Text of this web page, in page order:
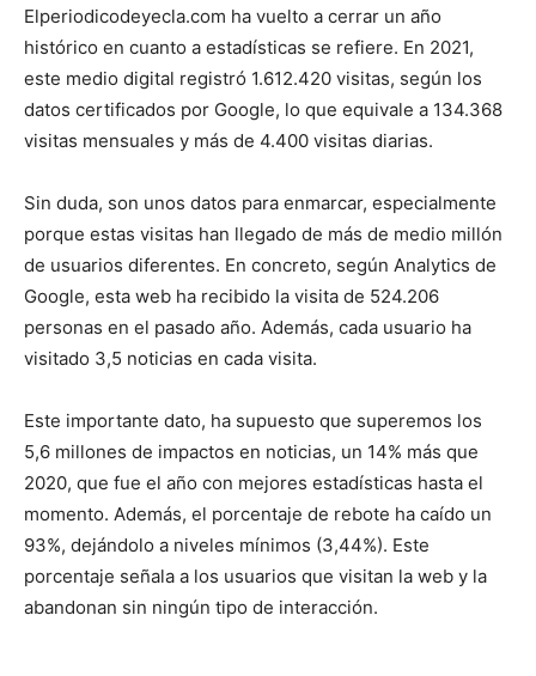
Elperiodicodeyecla.com ha vuelto a cerrar un año
histórico en cuanto a estadísticas se refiere. En 2021,
este medio digital registró 1.612.420 visitas, según los
datos certificados por Google, lo que equivale a 134.368
visitas mensuales y más de 4.400 visitas diarias.
Sin duda, son unos datos para enmarcar, especialmente
porque estas visitas han llegado de más de medio millón
de usuarios diferentes. En concreto, según Analytics de
Google, esta web ha recibido la visita de 524.206
personas en el pasado año. Además, cada usuario ha
visitado 3,5 noticias en cada visita.
Este importante dato, ha supuesto que superemos los
5,6 millones de impactos en noticias, un 14% más que
2020, que fue el año con mejores estadísticas hasta el
momento. Además, el porcentaje de rebote ha caído un
93%, dejándolo a niveles mínimos (3,44%). Este
porcentaje señala a los usuarios que visitan la web y la
abandonan sin ningún tipo de interacción.